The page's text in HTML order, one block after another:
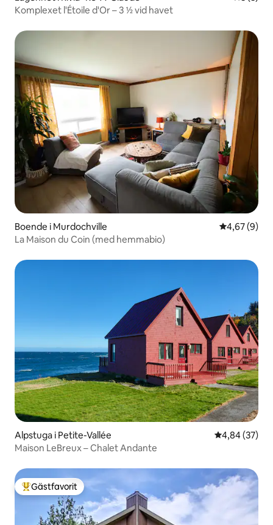
Komplexet l'Étoile d'Or – 3 ½ vid havet
Boende i Murdochville 4,67 av 5 i
4,67 (9)
La Maison du Coin (med hemmabio)
Alpstuga i Petite-Vallée 4,84 av 5 i
4,84 (37)
Maison LeBreux – Chalet Andante
Populär gästfavorit
Gästfavorit